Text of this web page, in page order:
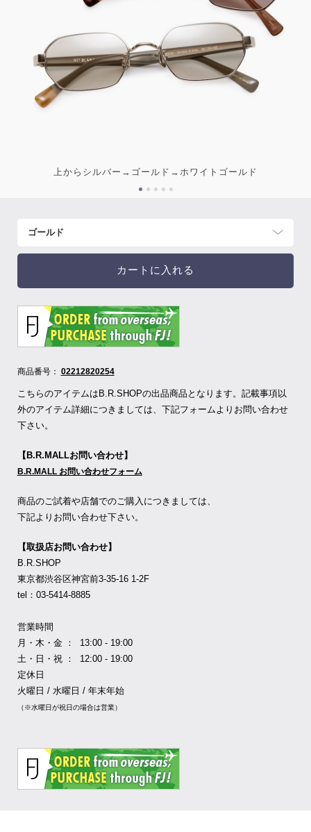
上からシルバー→ゴールド→ホワイトゴールド
カートに入れる
商品番号： 02212820254
こちらのアイテムはB.R.SHOPの出品商品となります。記載事項以
外のアイテム詳細につきましては、下記フォームよりお問い合わせ
下さい。
【B.R.MALLお問い合わせ】
B.R.MALL お問い合わせフォーム
商品のご試着や店舗でのご購入につきましては、
下記よりお問い合わせ下さい。
【取扱店お問い合わせ】
B.R.SHOP
東京都渋谷区神宮前3-35-16 1-2F
tel：03-5414-8885
営業時間
月・木・金 ： 13:00 - 19:00
土・日・祝 ： 12:00 - 19:00
定休日
火曜日 / 水曜日 / 年末年始
（※水曜日が祝日の場合は営業）